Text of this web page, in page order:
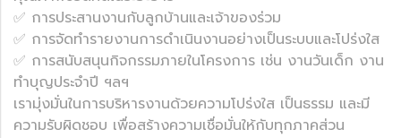
✅️ การประสานงานกับลูกบ้านและเจ้าของร่วม
✅️ การจัดทำรายงานการดำเนินงานอย่างเป็นระบบและโปร่งใส
✅️ การสนับสนุนกิจกรรมภายในโครงการ เช่น งานวันเด็ก งาน
ทำบุญประจำปี ฯลฯ
เรามุ่งมั่นในการบริหารงานด้วยความโปร่งใส เป็นธรรม และมี
ความรับผิดชอบ เพื่อสร้างความเชื่อมั่นให้กับทุกภาคส่วน